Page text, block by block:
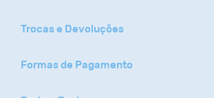
Trocas e Devoluções
Formas de Pagamento